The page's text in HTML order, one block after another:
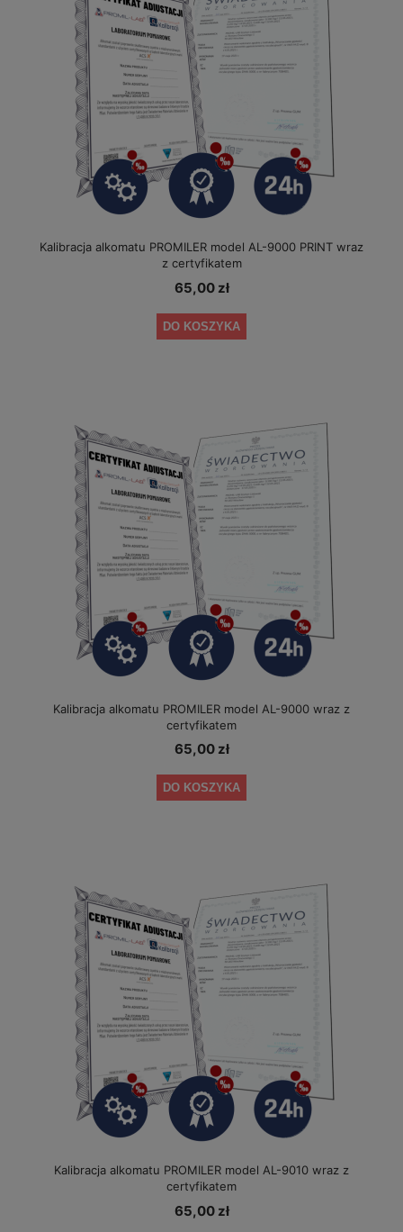
Kalibracja alkomatu PROMILER model AL-9000 PRINT wraz
z certyfikatem
65,00 zł
DO KOSZYKA
Kalibracja alkomatu PROMILER model AL-9000 wraz z
certyfikatem
65,00 zł
DO KOSZYKA
Kalibracja alkomatu PROMILER model AL-9010 wraz z
certyfikatem
65,00 zł